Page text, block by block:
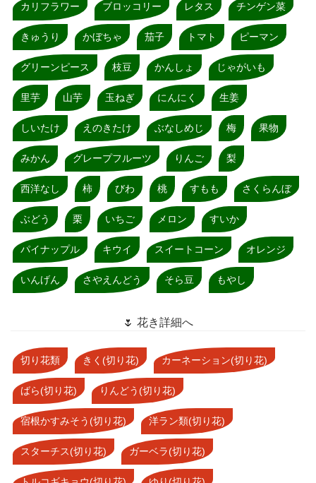
カリフラワー ブロッコリー レタス チンゲン菜
きゅうり かぼちゃ 茄子 トマト ピーマン
グリーンピース 枝豆 かんしょ じゃがいも
里芋 山芋 玉ねぎ にんにく 生姜
しいたけ えのきたけ ぶなしめじ 梅 果物
みかん グレープフルーツ りんご 梨
西洋なし 柿 びわ 桃 すもも さくらんぼ
ぶどう 栗 いちご メロン すいか
パイナップル キウイ スイートコーン オレンジ
いんげん さやえんどう そら豆 もやし
🌷 花き詳細へ
切り花類 きく(切り花) カーネーション(切り花)
ばら(切り花) りんどう(切り花)
宿根かすみそう(切り花) 洋ラン類(切り花)
スターチス(切り花) ガーベラ(切り花)